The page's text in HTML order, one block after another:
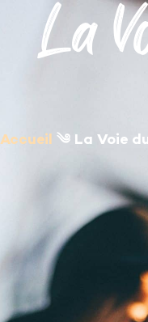
La
Accueil ༄ La Voie